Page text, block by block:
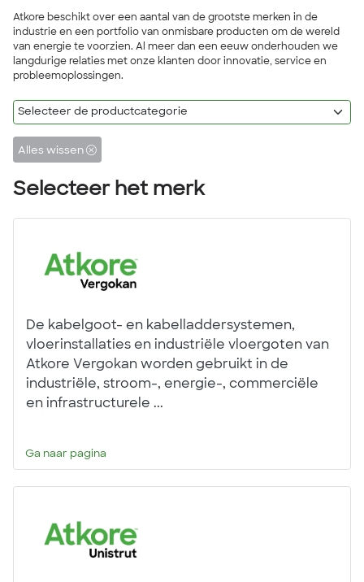
Atkore beschikt over een aantal van de grootste merken in de
industrie en een portfolio van onmisbare producten om de wereld
van energie te voorzien. Al meer dan een eeuw onderhouden we
langdurige relaties met onze klanten door innovatie, service en
probleemoplossingen.
Alles wissen
Selecteer het merk
De kabelgoot- en kabelladdersystemen,
vloerinstallaties en industriële vloergoten van
Atkore Vergokan worden gebruikt in de
industriële, stroom-, energie-, commerciële
en infrastructurele ...
Ga naar pagina